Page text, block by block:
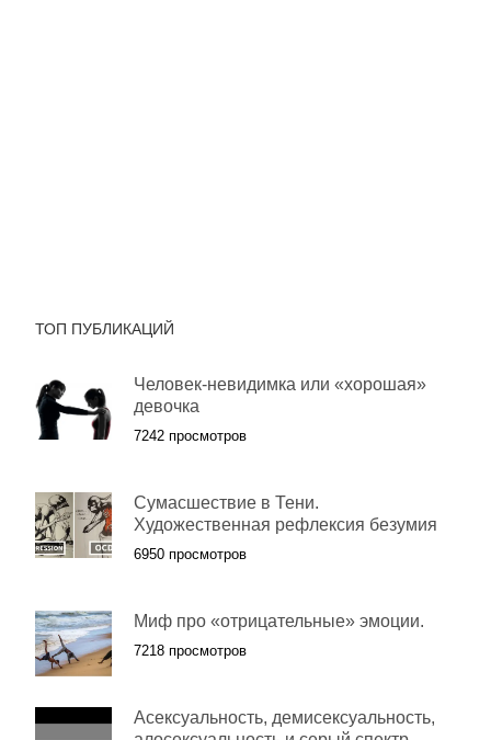
ТОП ПУБЛИКАЦИЙ
Человек-невидимка или «хорошая»
девочка
7242 просмотров
Сумасшествие в Тени.
Художественная рефлексия безумия
6950 просмотров
Миф про «отрицательные» эмоции.
7218 просмотров
Асексуальность, демисексуальность,